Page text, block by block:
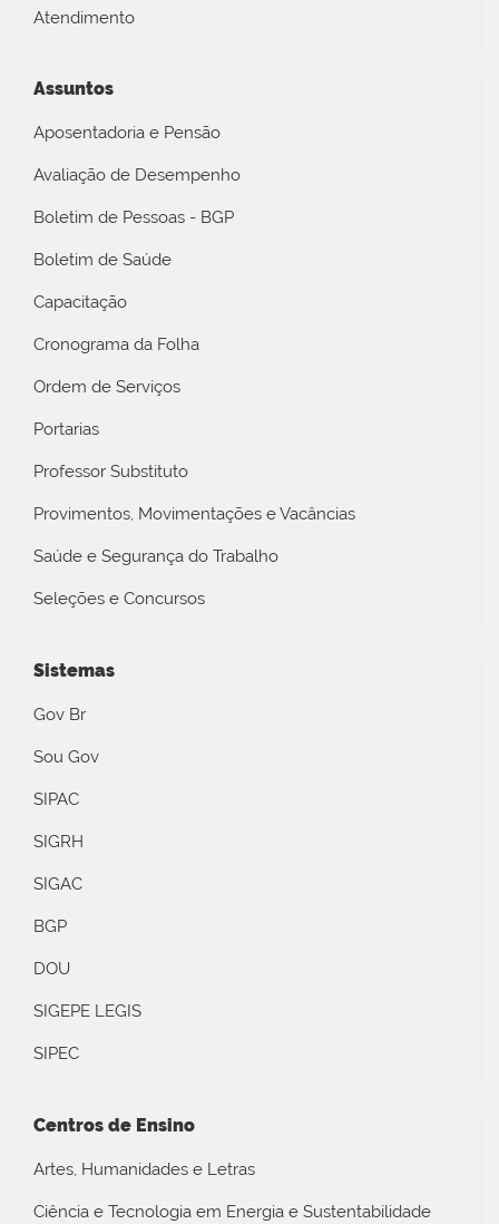
Atendimento
Assuntos
Aposentadoria e Pensão
Avaliação de Desempenho
Boletim de Pessoas - BGP
Boletim de Saúde
Capacitação
Cronograma da Folha
Ordem de Serviços
Portarias
Professor Substituto
Provimentos, Movimentações e Vacâncias
Saúde e Segurança do Trabalho
Seleções e Concursos
Sistemas
Gov Br
Sou Gov
SIPAC
SIGRH
SIGAC
BGP
DOU
SIGEPE LEGIS
SIPEC
Centros de Ensino
Artes, Humanidades e Letras
Ciência e Tecnologia em Energia e Sustentabilidade